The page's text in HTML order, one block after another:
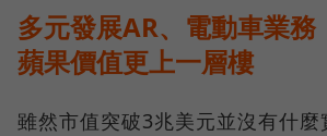
多元發展AR、電動車業務
蘋果價值更上一層樓
雖然市值突破3兆美元並沒有什麼